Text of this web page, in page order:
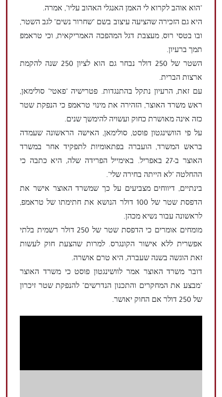
"הוא אוהב לקרוא לי האמן האנגלי האהוב עליו", אמרה.
היא גם הזכירה שהציעה עיצוב בשם "שחרור נשים" לגב השטר,
ובו בטסי רוס, מעצבת דגל המהפכה האמריקאית, וכי טראמפ
תמך ברעיון.
השטר של 250 דולר נבחר גם הוא לציון 250 שנה להקמת
ארצות הברית.
עם זאת, הרעיון נתקל בהתנגדות. פטרישיה "פאטי" סולימאן,
ראש משרד האוצר, הזהירה את מינוי טראמפ כי הנפקת שטר
כזה אינה מאושרת כחוק ועשויה להימשך שנים.
על פי הוושינגטון פוסט, סולימאן, האישה הראשונה שעמדה
בראש המשרד, הועברה בפתאומיות לתפקיד אחר במשרד
האוצר ב-27 באפריל. באימייל הפרידה שלה, היא כתבה כי
ההחלטה "לא הייתה בחירה שלי".
בינתיים, דיווחים מצביעים על כך שמשרד האוצר אישר את
הדפסת שטר של 100 דולר הנושא את חתימתו של טראמפ,
לראשונה עבור נשיא מכהן.
מומחים אומרים כי הדפסת שטר של 250 דולר רשמית בלתי
אפשרית ללא אישור הקונגרס. למרות שהצעת חוק לעשות
זאת הוגשה בשנה שעברה, היא טרם אושרה.
דובר משרד האוצר אמר לוושינגטון פוסט כי משרד האוצר
"מבצע את המחקרים והתכנון הנדרשים" להנפקת שטר זיכרון
של 250 דולר אם החוק יאושר.